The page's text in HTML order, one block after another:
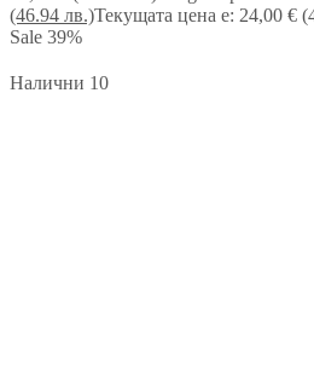
(46.94 лв.)Текущата цена е: 24,00 €
Sale 39%
Налични 10